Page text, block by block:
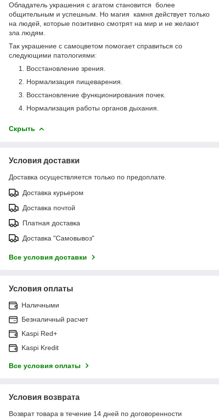
Обладатель украшения с агатом становится более
общительным и успешным. Но магия камня действует только
на людей, которые позитивно смотрят на мир и не желают
зла людям.
Так украшение с самоцветом помогает справиться со
следующими патологиями:
Восстановление зрения.
Нормализация пищеварения.
Восстановление функционирования почек.
Нормализация работы органов дыхания.
Скрыть
Условия доставки
Доставка осуществляется только по предоплате.
Доставка курьером
Доставка почтой
Платная доставка
Доставка "Самовывоз"
Все условия доставки
Условия оплаты
Наличными
Безналичный расчет
Kaspi Red+
Kaspi Kredit
Все условия оплаты
Условия возврата
Возврат товара в течение 14 дней по договоренности